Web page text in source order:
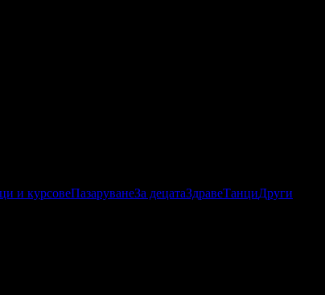
и курсовеПазаруванеЗа децатаЗдравеТанциДруги